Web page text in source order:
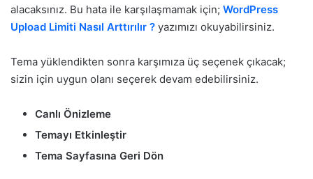
alacaksınız. Bu hata ile karşılaşmamak için; WordPress
Upload Limiti Nasıl Arttırılır ? yazımızı okuyabilirsiniz.
Tema yüklendikten sonra karşımıza üç seçenek çıkacak;
sizin için uygun olanı seçerek devam edebilirsiniz.
Canlı Önizleme
Temayı Etkinleştir
Tema Sayfasına Geri Dön